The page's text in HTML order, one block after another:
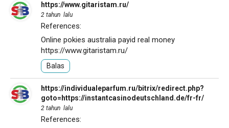
https://www.gitaristam.ru/
2 tahun lalu
References:
Online pokies australia payid real money
https://www.gitaristam.ru/
Balas
https://individualeparfum.ru/bitrix/redirect.php?
goto=https://instantcasinodeutschland.de/fr-fr/
2 tahun lalu
References: